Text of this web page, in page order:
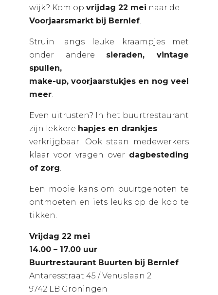
wijk? Kom op vrijdag 22 mei naar de
Voorjaarsmarkt bij Bernlef.
Struin langs leuke kraampjes met
onder andere sieraden, vintage
spullen,
make-up, voorjaarstukjes en nog veel
meer.
Even uitrusten? In het buurtrestaurant
zijn lekkere hapjes en drankjes
verkrijgbaar. Ook staan medewerkers
klaar voor vragen over dagbesteding
of zorg.
Een mooie kans om buurtgenoten te
ontmoeten en iets leuks op de kop te
tikken.
Vrijdag 22 mei
14.00 – 17.00 uur
Buurtrestaurant Buurten bij Bernlef
Antaresstraat 45 / Venuslaan 2
9742 LB Groningen